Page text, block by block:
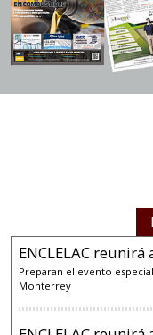
ENCLELAC
Preparan el evento
Monterrey